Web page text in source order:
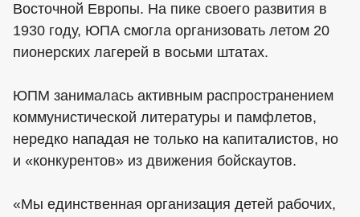
Восточной Европы. На пике своего развития в
1930 году, ЮПА смогла организовать летом 20
пионерских лагерей в восьми штатах.
ЮПМ занималась активным распространением
коммунистической литературы и памфлетов,
нередко нападая не только на капиталистов, но
и «конкурентов» из движения бойскаутов.
«Мы единственная организация детей рабочих,